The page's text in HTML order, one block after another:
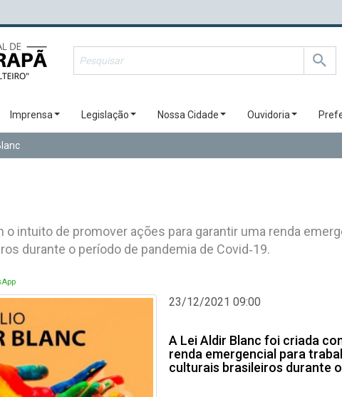
Imprensa Legislação Nossa Cidade Ouvidoria
o intuito de promover ações para garantir uma renda
durante o período de pandemia de Covid‐19.
23/12/2021 09:00
A Lei Aldir Blanc foi criada
renda emergencial para
culturais brasileiros durante